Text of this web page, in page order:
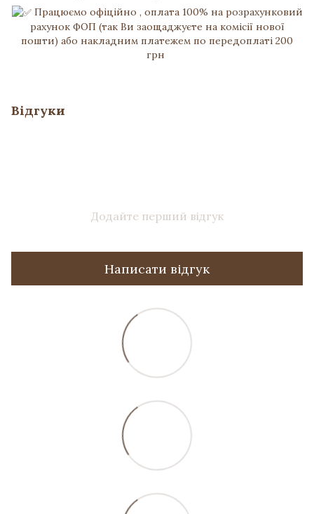
Працюємо офіційно , оплата 100% на розрахунковий
рахунок ФОП (так Ви заощаджуєте на комісії нової
пошти) або накладним платежем по передоплаті 200
грн
Відгуки
Додайте перший відгук
Написати відгук